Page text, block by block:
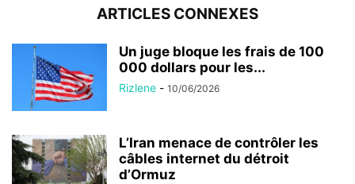
ARTICLES CONNEXES
Un juge bloque les frais de 100
000 dollars pour les...
Rizlene - 10/06/2026
L’Iran menace de contrôler les
câbles internet du détroit
d’Ormuz